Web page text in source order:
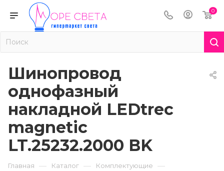
0
Шинопровод
однофазный
накладной LEDtrec
magnetic
LT.25232.2000 BK
Главная — Каталог — Комплектующие —